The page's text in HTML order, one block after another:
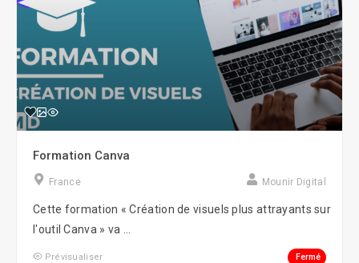
Formation Canva
France Mounir Digital
Cette formation « Création de visuels plus attrayants sur
l'outil Canva » va ...
Prévisualiser Fermé